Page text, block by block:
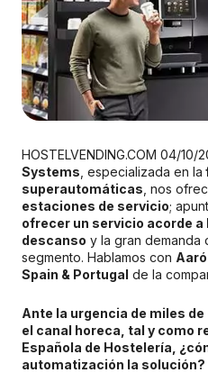
HOSTELVENDING.COM 04/10/
Systems , especializada en la
superautomáticas , nos
estaciones de servicio;
ofrecer un servicio acorde a
descanso y la gran demanda
segmento. Hablamos con
Spain & Portugal de la
Ante la urgencia de miles
el canal horeca, tal y como
Española de Hostelería,
automatización la solución?